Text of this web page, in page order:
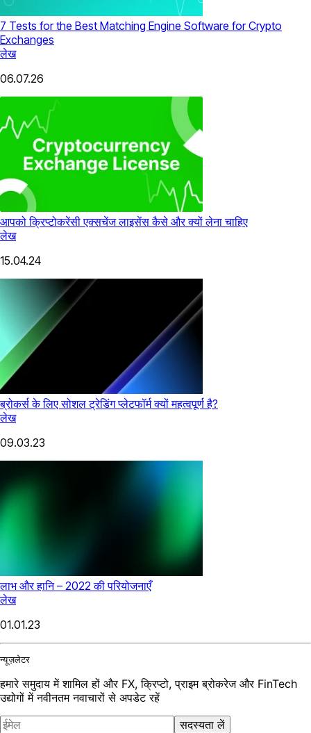
7 Tests for the Best Matching Engine Software for Crypto
Exchanges
लेख
06.07.26
आपको क्रिप्टोकरेंसी एक्सचेंज लाइसेंस कैसे और क्यों लेना चाहिए
लेख
15.04.24
ब्रोकर्स के लिए सोशल ट्रेडिंग प्लेटफॉर्म क्यों महत्वपूर्ण है?
लेख
09.03.23
लाभ और हानि – 2022 की परियोजनाएँ
लेख
01.01.23
न्यूज़लेटर
हमारे समुदाय में शामिल हों और FX, क्रिप्टो, प्राइम ब्रोकरेज और FinTech
उद्योगों में नवीनतम नवाचारों से अपडेट रहें
सदस्यता लें